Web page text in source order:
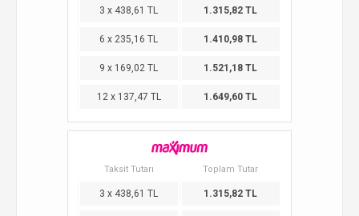
3 x 438,61 TL 1.315,82 TL
6 x 235,16 TL 1.410,98 TL
9 x 169,02 TL 1.521,18 TL
12 x 137,47 TL 1.649,60 TL
Taksit Tutarı Toplam Tutar
3 x 438,61 TL 1.315,82 TL